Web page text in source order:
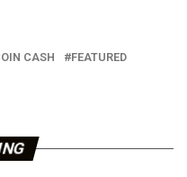
CASH
FEATURED